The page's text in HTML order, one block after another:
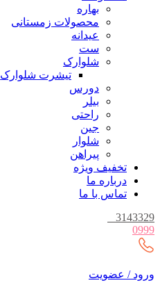
بهاره
محصولات زمستانی
عیدانه
ست
شلوارک
تیشرت شلوارک
دورس
بیلر
راحتی
جین
شلوار
پیراهن
تخفیف ویژه
درباره ما
تماس با ما
3143329
0999
ورود / عضویت